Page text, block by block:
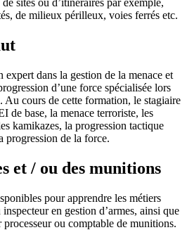
sites ou d’itinéraires par exemple,
de milieux périlleux, voies ferrés etc.
expert dans la gestion de la menace et
d’une force spécialisée lors
Au cours de cette formation, le stagiaire
de base, la menace terroriste, les
kamikazes, la progression tactique
progression de la force.
et / ou des munitions
pour apprendre les métiers
en gestion d’armes, ainsi que
ou comptable de munitions.